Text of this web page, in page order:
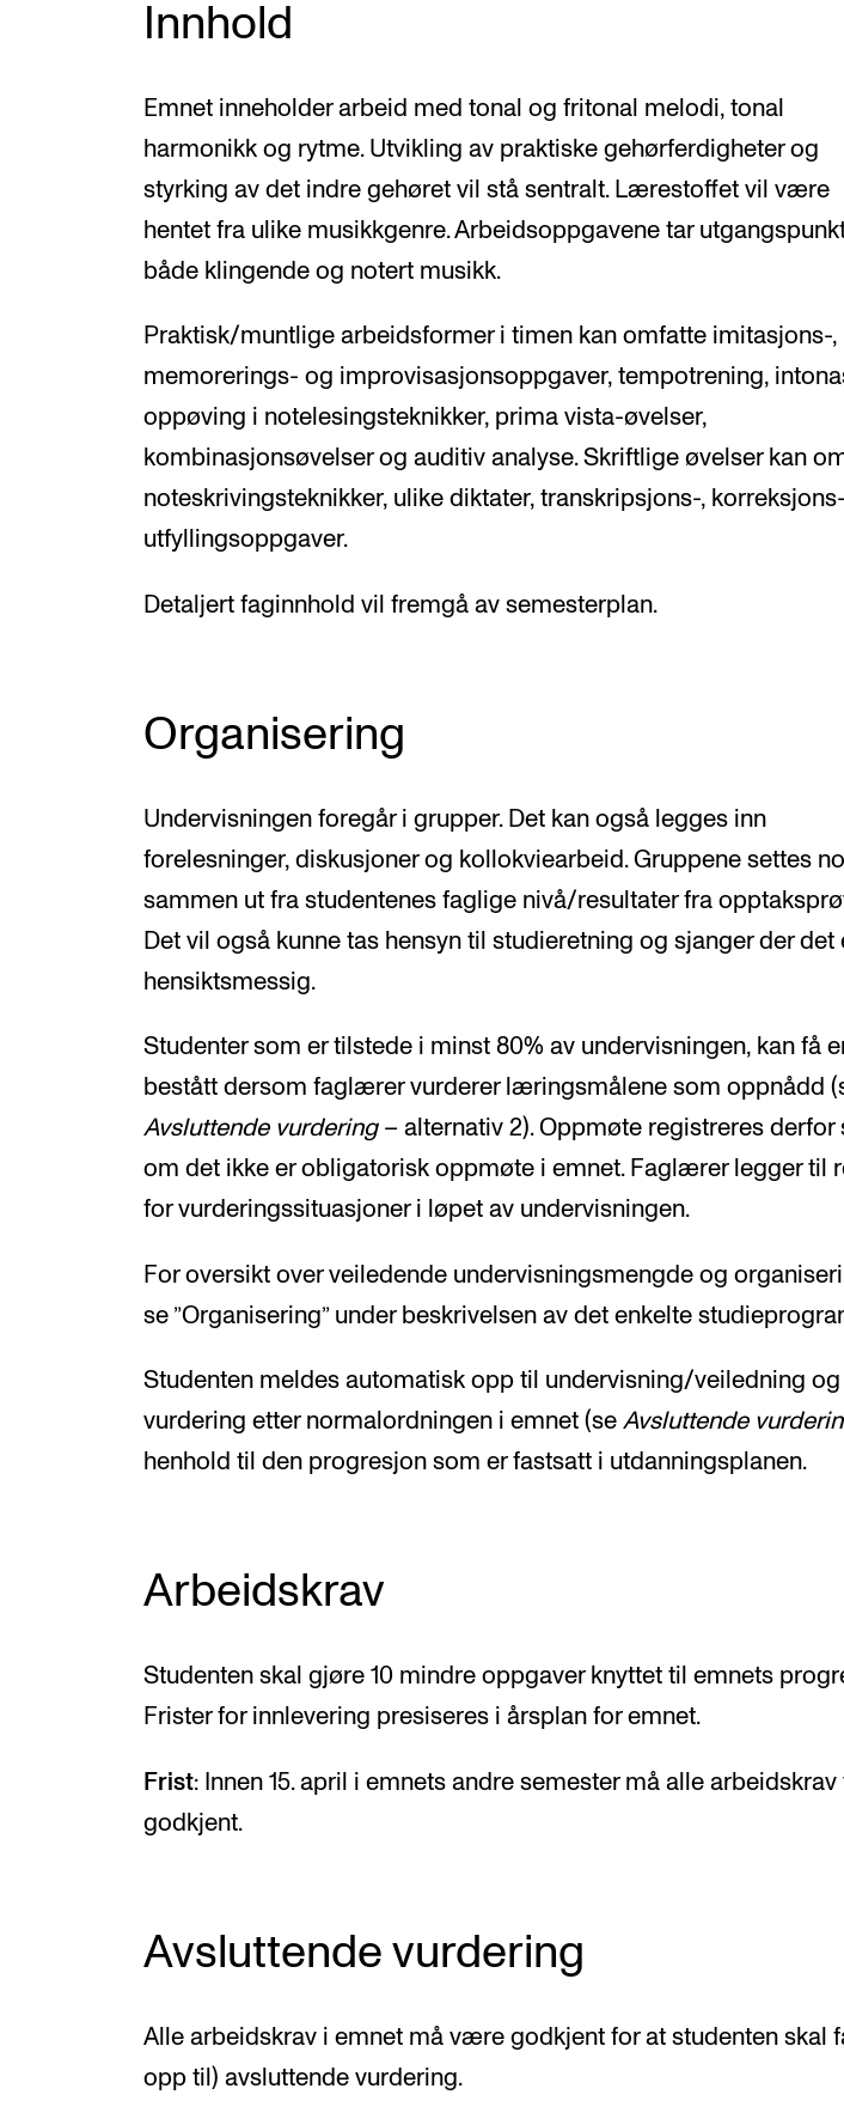
Innhold
Emnet inneholder arbeid med tonal og fritonal melodi, tonal
harmonikk og rytme. Utvikling av praktiske gehørferdigheter og
styrking av det indre gehøret vil stå sentralt. Lærestoffet vil være
hentet fra ulike musikkgenre. Arbeidsoppgavene tar
både klingende og notert musikk.
Praktisk/muntlige arbeidsformer i timen kan omfatte imitasjons-,
memorerings- og improvisasjonsoppgaver, tempotrening,
oppøving i notelesingsteknikker, prima vista-øvelser,
kombinasjonsøvelser og auditiv analyse. Skriftlige øvelser kan
noteskrivingsteknikker, ulike diktater, transkripsjons-,
utfyllingsoppgaver.
Detaljert faginnhold vil fremgå av semesterplan.
Organisering
Undervisningen foregår i grupper. Det kan også legges inn
forelesninger, diskusjoner og kollokviearbeid. Gruppene settes
sammen ut fra studentenes faglige nivå/resultater fra
Det vil også kunne tas hensyn til studieretning og sjanger der det
hensiktsmessig.
Studenter som er tilstede i minst 80% av undervisningen, kan få
bestått dersom faglærer vurderer læringsmålene som oppnådd
Avsluttende vurdering– alternativ 2). Oppmøte registreres derfor
om det ikke er obligatorisk oppmøte i emnet. Faglærer legger til
for vurderingssituasjoner i løpet av undervisningen.
For oversikt over veiledende undervisningsmengde og
se ”Organisering” under beskrivelsen av det enkelte
Studenten meldes automatisk opp til undervisning/veiledning og
vurdering etter normalordningen i emnet (se Avsluttende
henhold til den progresjon som er fastsatt i utdanningsplanen.
Arbeidskrav
Studenten skal gjøre 10 mindre oppgaver knyttet til emnets
Frister for innlevering presiseres i årsplan for emnet.
Frist: Innen 15. april i emnets andre semester må alle
godkjent.
Avsluttende vurdering
Alle arbeidskrav i emnet må være godkjent for at studenten skal
opp til) avsluttende vurdering.